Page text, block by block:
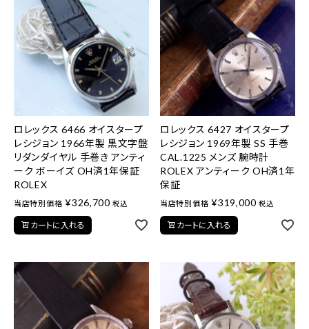
ロレックス 6466 オイスタープ
レシジョン 1966年製 黒文字盤
リダンダイヤル 手巻き アンティ
ーク ボーイズ OH済1年保証
ROLEX
当店特別価格 ¥326,700 税込
カートに入れる
ロレックス 6427 オイスタープ
レシジョン 1969年製 SS 手巻
CAL.1225 メンズ 腕時計
ROLEX アンティーク OH済1年
保証
当店特別価格 ¥319,000 税込
カートに入れる